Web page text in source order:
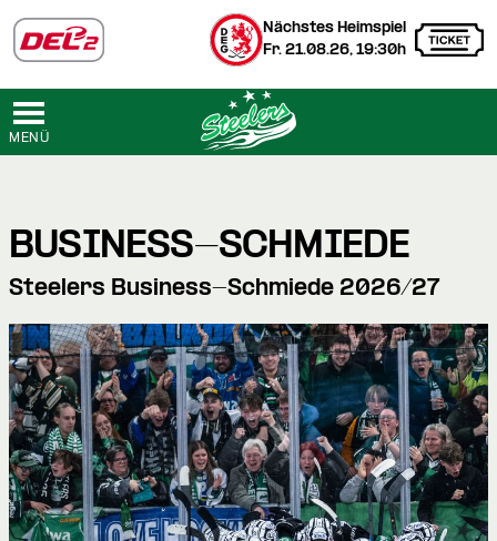
Nächstes Heimspiel
Fr. 21.08.26, 19:30h
MENÜ
BUSINESS-SCHMIEDE
Steelers Business-Schmiede 2026/27